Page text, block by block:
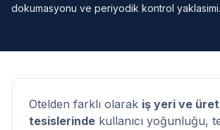
dokumasyonu ve periyodik kontrol
Otelden farklı olarak iş yeri ve
tesislerinde kullanıcı yoğunluğu,